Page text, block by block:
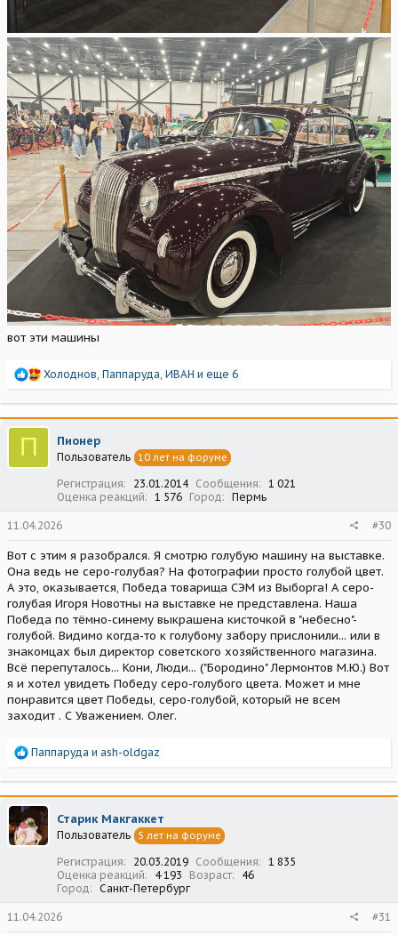
вот эти машины
Р
а
к
ц
Холоднов Паппаруда ИВАН и еще 6
П Пионер
Пользователь 10 лет на форуме
Регистрация 23.01.2014 Сообщения
1 021
Оценка реакций
1 576 Город Пермь
11.04.2026 #30
Вот с этим я разобрался. Я смотрю голубую машину на выставке.
Она ведь не серо-голубая? На фотографии просто голубой цвет.
А это, оказывается, Победа товарища СЭМ из Выборга! А серо-
голубая Игоря Новотны на выставке не представлена. Наша
Победа по тёмно-синему выкрашена кисточкой в "небесно"-
голубой. Видимо когда-то к голубому забору прислонили... или в
знакомцах был директор советского хозяйственного магазина.
Всё перепуталось... Кони, Люди... ("Бородино" Лермонтов М.Ю.) Вот
я и хотел увидеть Победу серо-голубого цвета. Может и мне
понравится цвет Победы, серо-голубой, который не всем
заходит . С Уважением. Олег.
Р
а
к
ц
и
и
Паппаруда и ash-oldgaz
Старик Макгаккет
Пользователь 5 лет на форуме
Регистрация 20.03.2019 Сообщения
1 835
Оценка реакций
4 193 Возраст
46
Город
Санкт-Петербург
11.04.2026 #31